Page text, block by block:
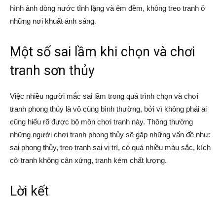
hình ảnh dòng nước tĩnh lặng và êm đềm, không treo tranh ở
những nơi khuất ánh sáng.
Một số sai lầm khi chọn và chơi
tranh sơn thủy
Việc nhiều người mắc sai lầm trong quá trình chọn và chơi
tranh phong thủy là vô cùng bình thường, bởi vì không phải ai
cũng hiểu rõ được bộ môn chơi tranh này. Thông thường
những người chơi tranh phong thủy sẽ gặp những vấn đề như:
sai phong thủy, treo tranh sai vị trí, có quá nhiều màu sắc, kích
cỡ tranh không cân xứng, tranh kém chất lượng.
Lời kết